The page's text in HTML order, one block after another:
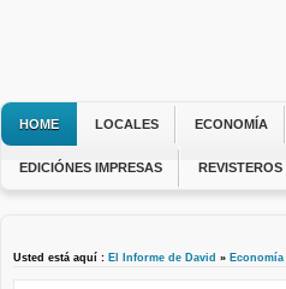
HOME LOCALES ECONOMÍA
EDICIÓNES IMPRESAS REVISTEROS
Usted está aquí : El Informe de David » Economía